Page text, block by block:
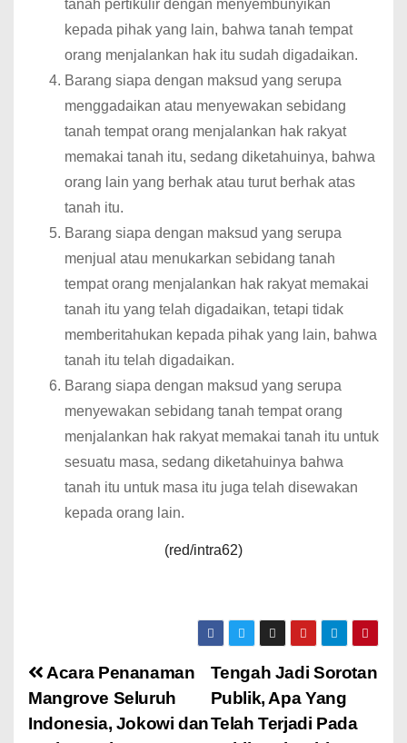
tanah pertikulir dengan menyembunyikan
kepada pihak yang lain, bahwa tanah tempat
orang menjalankan hak itu sudah digadaikan.
Barang siapa dengan maksud yang serupa
menggadaikan atau menyewakan sebidang
tanah tempat orang menjalankan hak rakyat
memakai tanah itu, sedang diketahuinya, bahwa
orang lain yang berhak atau turut berhak atas
tanah itu.
Barang siapa dengan maksud yang serupa
menjual atau menukarkan sebidang tanah
tempat orang menjalankan hak rakyat memakai
tanah itu yang telah digadaikan, tetapi tidak
memberitahukan kepada pihak yang lain, bahwa
tanah itu telah digadaikan.
Barang siapa dengan maksud yang serupa
menyewakan sebidang tanah tempat orang
menjalankan hak rakyat memakai tanah itu untuk
sesuatu masa, sedang diketahuinya bahwa
tanah itu untuk masa itu juga telah disewakan
kepada orang lain.
(red/intra62)
Tengah Jadi Sorotan
Publik, Apa Yang
Telah Terjadi Pada
Acara Penanaman
Mangrove Seluruh
Indonesia, Jokowi dan